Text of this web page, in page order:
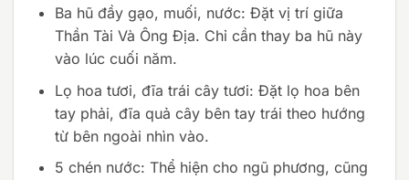
Ba hũ đầy gạo, muối, nước: Đặt vị trí giữa
Thần Tài Và Ông Địa. Chỉ cần thay ba hũ này
vào lúc cuối năm.
Lọ hoa tươi, đĩa trái cây tươi: Đặt lọ hoa bên
tay phải, đĩa quả cây bên tay trái theo hướng
từ bên ngoài nhìn vào.
5 chén nước: Thể hiện cho ngũ phương, cũng